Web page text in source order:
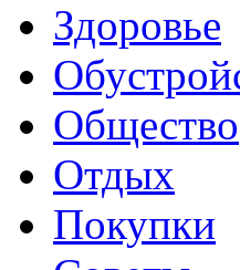
Здоровье
Общество
Отдых
Покупки